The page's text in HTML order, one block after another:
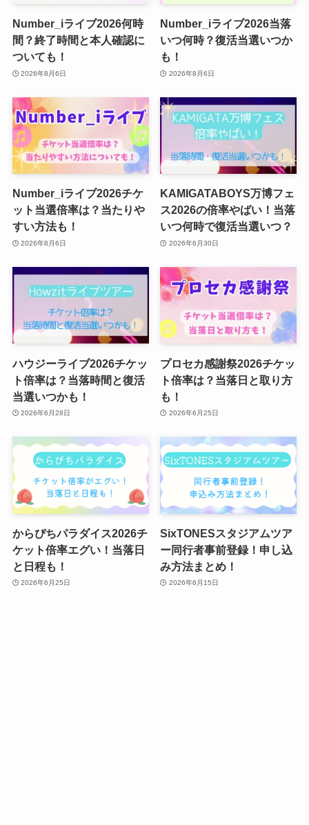
Number_iライブ2026何時
間？終了時間と本人確認に
ついても！
2026年8月6日
Number_iライブ2026当落
いつ何時？復活当選いつか
も！
2026年8月6日
Number_iライブ2026チケ
ット当選倍率は？当たりや
すい方法も！
2026年8月6日
KAMIGATABOYS万博フェ
ス2026の倍率やばい！当落
いつ何時で復活当選いつ？
2026年6月30日
ハウジーライブ2026チケッ
ト倍率は？当落時間と復活
当選いつかも！
2026年6月28日
プロセカ感謝祭2026チケッ
ト倍率は？当落日と取り方
も！
2026年6月25日
からぴちパラダイス2026チ
ケット倍率エグい！当落日
と日程も！
2026年6月25日
SixTONESスタジアムツア
ー同行者事前登録！申し込
み方法まとめ！
2026年6月15日